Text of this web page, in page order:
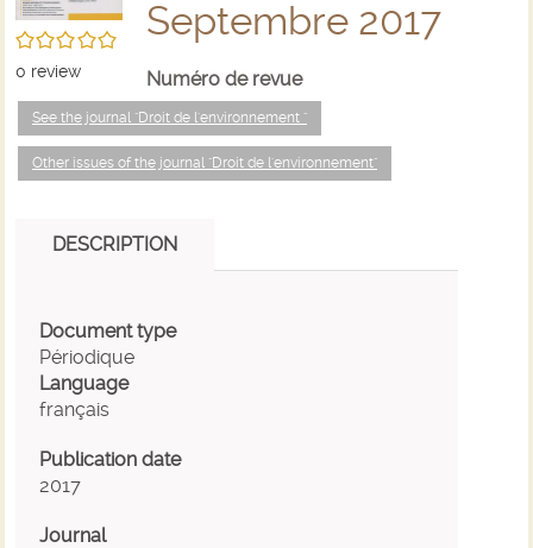
/5
0 review
Septembre 2017
Numéro de revue
See the journal "Droit de l'environnement "
Other issues of the journal "Droit de l'environnement"
DESCRIPTION
Document type
Périodique
Language
français
Publication date
2017
Journal